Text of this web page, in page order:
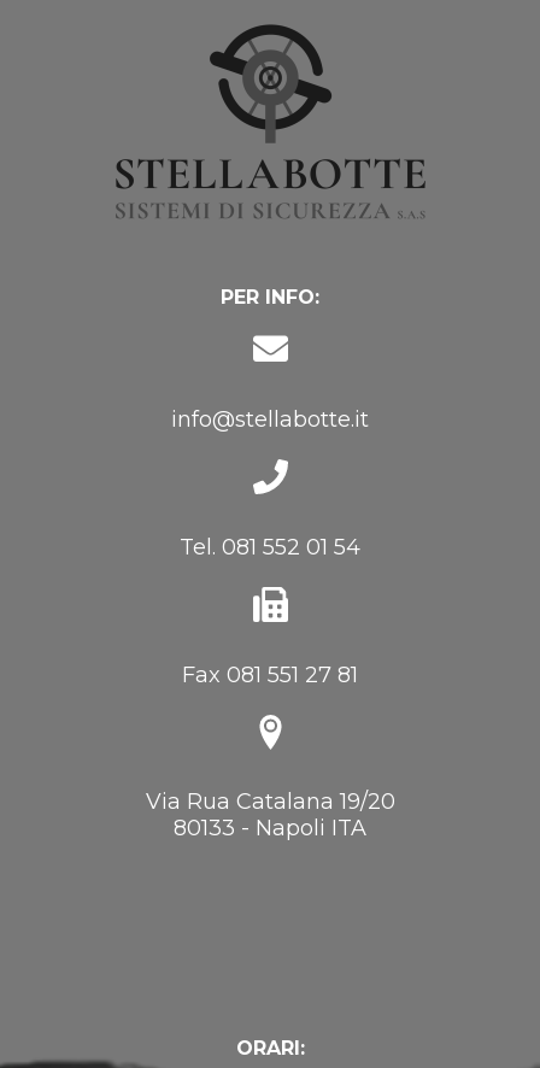
PER INFO:
info@stellabotte.it
Tel. 081 552 01 54
Fax 081 551 27 81
Via Rua Catalana 19/20
80133 - Napoli ITA
ORARI: